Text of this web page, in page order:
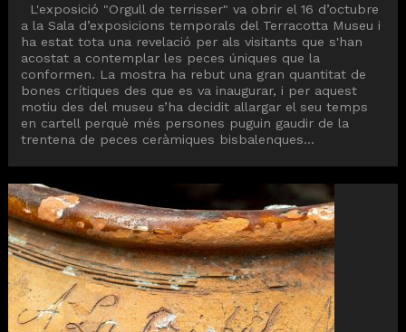
L'exposició "Orgull de terrisser" va obrir el 16 d’octubre
a la Sala d’exposicions temporals del Terracotta Museu i
ha estat tota una revelació per als visitants que s'han
acostat a contemplar les peces úniques que la
conformen. La mostra ha rebut una gran quantitat de
bones crítiques des que es va inaugurar, i per aquest
motiu des del museu s’ha decidit allargar el seu temps
en cartell perquè més persones puguin gaudir de la
trentena de peces ceràmiques bisbalenques...